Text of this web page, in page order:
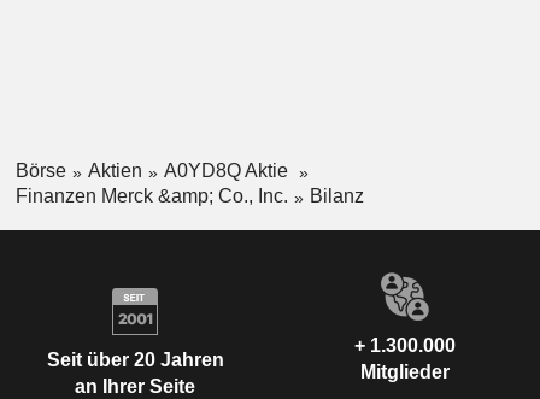
Börse Aktien
A0YD8Q Aktie
Finanzen Merck &amp; Co., Inc.
Bilanz
Seit über 20 Jahren
an Ihrer Seite
+ 1.300.000
Mitglieder